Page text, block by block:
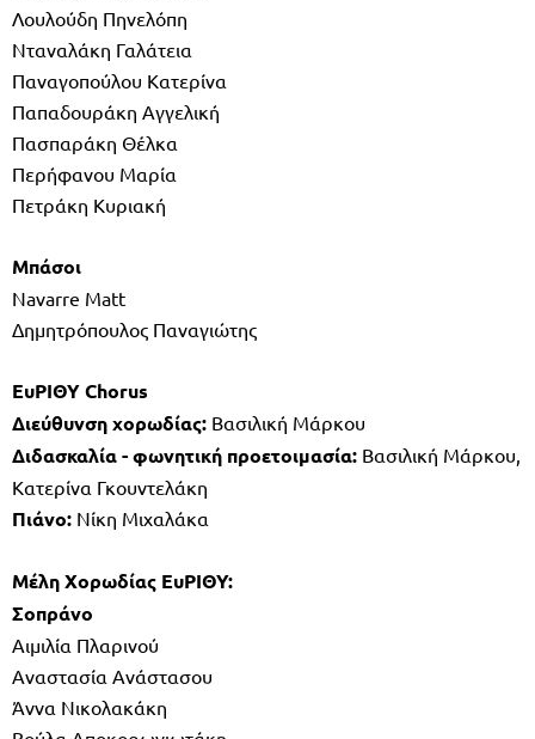
Λουλούδη Πηνελόπη
Νταναλάκη Γαλάτεια
Παναγοπούλου Κατερίνα
Παπαδουράκη Αγγελική
Πασπαράκη Θέλκα
Περήφανου Μαρία
Πετράκη Κυριακή
Μπάσοι
Navarre Matt
Δημητρόπουλος Παναγιώτης
ΕυΡΙΘΥ Chorus
Διεύθυνση χορωδίας: Βασιλική Μάρκου
Διδασκαλία - φωνητική προετοιμασία: Βασιλική Μάρκου,
Κατερίνα Γκουντελάκη
Πιάνο: Νίκη Μιχαλάκα
Μέλη Χορωδίας ΕυΡΙΘΥ:
Σοπράνο
Αιμιλία Πλαρινού
Αναστασία Ανάστασου
Άννα Νικολακάκη